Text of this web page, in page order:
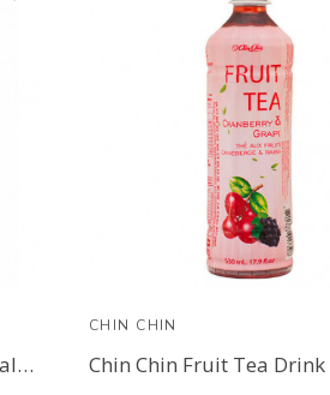
Calbee Zeppin Kappa Ebisen Salt & Wasabi
CHIN CHIN